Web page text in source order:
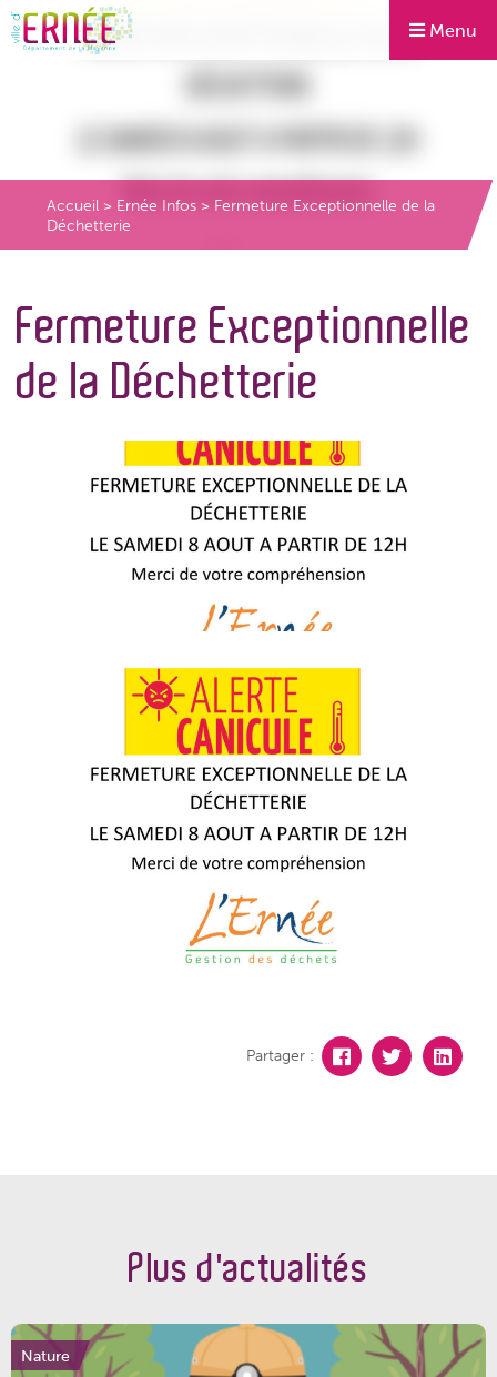
Menu
Accueil > Ernée Infos > Fermeture Exceptionnelle de la
Déchetterie
Fermeture Exceptionnelle
de la Déchetterie
Partager :
Plus d'actualités
Nature